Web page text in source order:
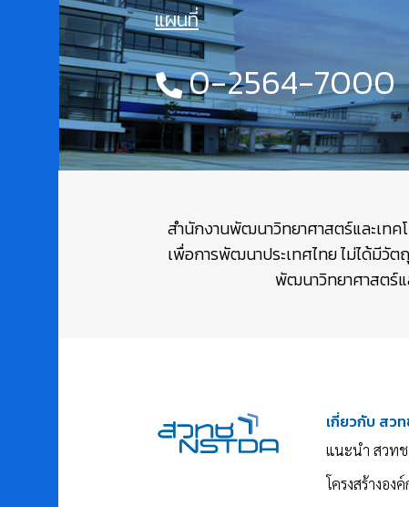
แผนที่
0-2564-7000
สำนักงานพัฒนาวิทยาศาสตร์และเทค
เพื่อการพัฒนาประเทศไทย ไม่ได้มีวั
พัฒนาวิทยาศาสตร์แ
เกี่ยวกับ สว
แนะนำ สวท
โครงสร้างองค์